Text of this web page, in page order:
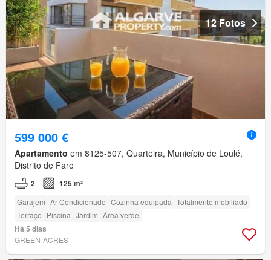
12 Fotos
599 000 €
Apartamento em 8125-507, Quarteira, Município de Loulé,
Distrito de Faro
2 125 m²
Garajem Ar Condicionado Cozinha equipada Totalmente mobiliado
Terraço Piscina Jardim Área verde
Há 5 dias
GREEN-ACRES